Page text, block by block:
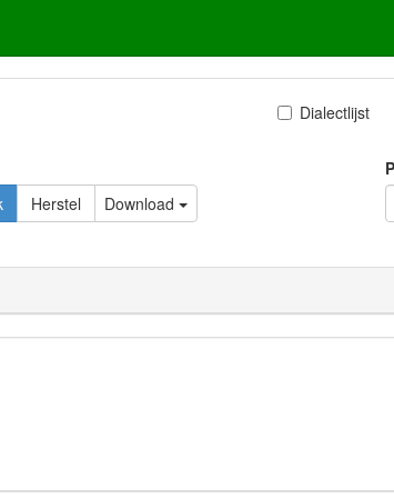
Dialectlijst
Download